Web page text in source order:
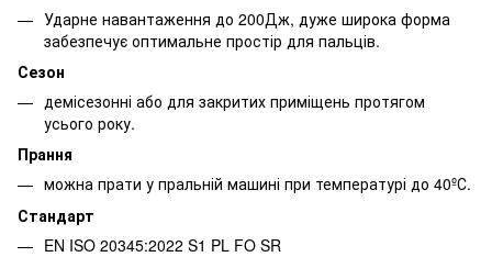
Ударне навантаження до 200Дж, дуже широка форма
забезпечує оптимальне простір для пальців.
Сезон
демісезонні або для закритих приміщень протягом
усього року.
Прання
можна прати у пральній машині при температурі до 40ºС.
Стандарт
EN ISO 20345:2022 S1 PL FO SR